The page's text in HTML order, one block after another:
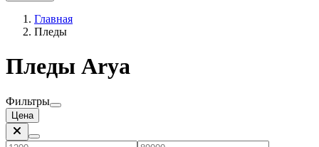
Главная
Пледы
Пледы Arya
Фильтры
Цена